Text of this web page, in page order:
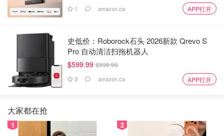
1 amazon.ca APP打开
史低价：Roborock石头 2026新款 Qrevo S
Pro 自动清洁扫拖机器人
$599.99 $999.99
3 amazon.ca APP打开
大家都在抢
1 2